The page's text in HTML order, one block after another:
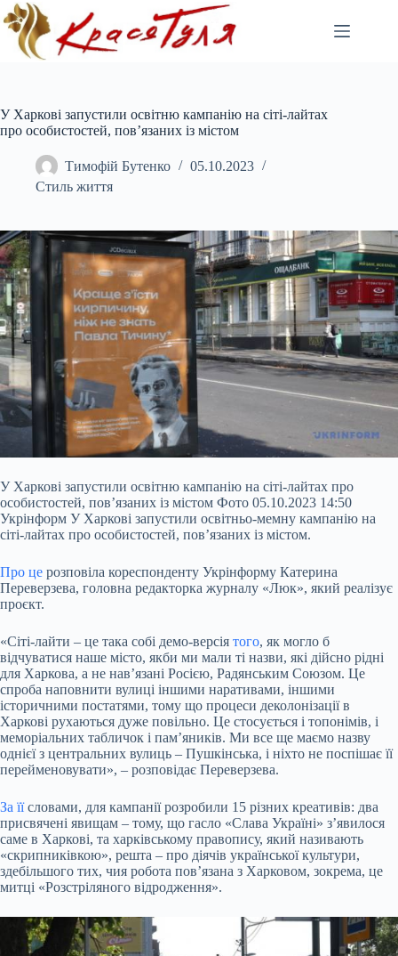
Перейти
до
вмісту
У Харкові запустили освітню кампанію на сіті-лайтах
про особистостей, пов’язаних із містом
Тимофій Бутенко
05.10.2023
Стиль життя
У Харкові запустили освітню кампанію на сіті-лайтах про
особистостей, пов’язаних із містом Фото 05.10.2023 14:50
Укрінформ У Харкові запустили освітньо-мемну кампанію на
сіті-лайтах про особистостей, пов’язаних із містом.
Про це розповіла кореспонденту Укрінформу Катерина
Переверзева, головна редакторка журналу «Люк», який реалізує
проєкт.
«Сіті-лайти – це така собі демо-версія того, як могло б
відчуватися наше місто, якби ми мали ті назви, які дійсно рідні
для Харкова, а не нав’язані Росією, Радянським Союзом. Це
спроба наповнити вулиці іншими наративами, іншими
історичними постатями, тому що процеси деколонізації в
Харкові рухаються дуже повільно. Це стосується і топонімів, і
меморіальних табличок і пам’яників. Ми все ще маємо назву
однієї з центральних вулиць – Пушкінська, і ніхто не поспішає її
перейменовувати», – розповідає Переверзева.
За їїсловами, для кампанії розробили 15 різних креативів: два
присвячені явищам – тому, що гасло «Слава Україні» з’явилося
саме в Харкові, та харківському правопису, який називають
«скрипниківкою», решта – про діячів української культури,
здебільшого тих, чия робота пов’язана з Харковом, зокрема, це
митці «Розстріляного відродження».